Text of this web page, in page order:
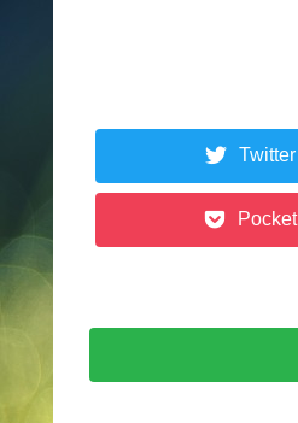
Twitter
Pocket